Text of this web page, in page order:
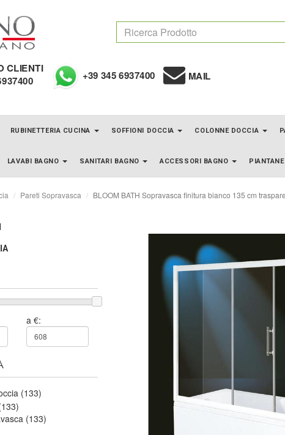
CLIENTI
+39 345 6937400 MAIL
RUBINETTERIA CUCINA SOFFIONI DOCCIA COLONNE DOCCIA
LAVABI BAGNO SANITARI BAGNO ACCESSORI BAGNO
Pareti Sopravasca BLOOM BATH Sopravasca finitura bianco 135 cm
a €:
(133)
(133)